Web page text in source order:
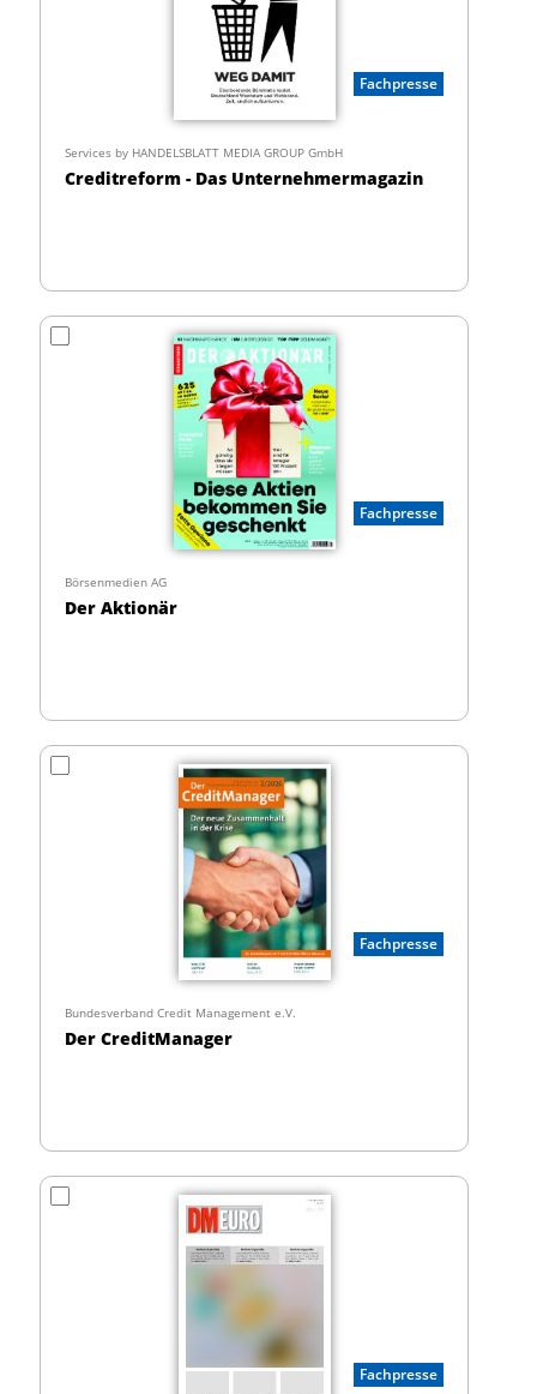
Fachpresse
Services by HANDELSBLATT MEDIA GROUP GmbH
Creditreform - Das Unternehmermagazin
Fachpresse
Börsenmedien AG
Der Aktionär
Fachpresse
Bundesverband Credit Management e.V.
Der CreditManager
Fachpresse